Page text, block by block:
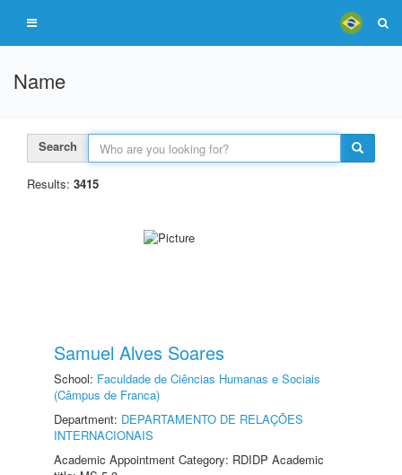
Name
Search
Results: 3415
Samuel Alves Soares
School: Faculdade de Ciências Humanas e Sociais
(Câmpus de Franca)
Department: DEPARTAMENTO DE RELAÇÕES
INTERNACIONAIS
Academic Appointment Category: RDIDP Academic